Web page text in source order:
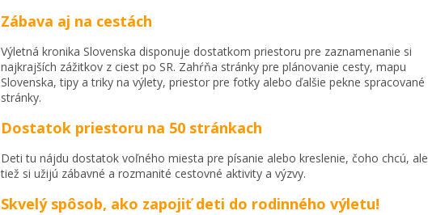
Zábava aj na cestách
Výletná kronika Slovenska disponuje dostatkom priestoru pre zaznamenanie si
najkrajších zážitkov z ciest po SR. Zahŕňa stránky pre plánovanie cesty, mapu
Slovenska, tipy a triky na výlety, priestor pre fotky alebo ďalšie pekne spracované
stránky.
Dostatok priestoru na 50 stránkach
Deti tu nájdu dostatok voľného miesta pre písanie alebo kreslenie, čoho chcú, ale
tiež si užijú zábavné a rozmanité cestovné aktivity a výzvy.
Skvelý spôsob, ako zapojiť deti do rodinného výletu!